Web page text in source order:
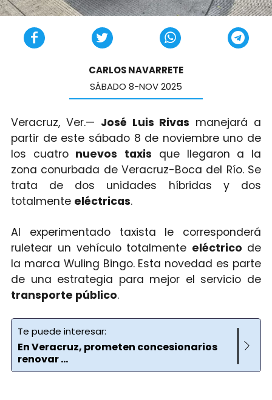
CARLOS NAVARRETE
SÁBADO 8-NOV 2025
Veracruz, Ver.— José Luis Rivas manejará a
partir de este sábado 8 de noviembre uno de
los cuatro nuevos taxis que llegaron a la
zona conurbada de Veracruz-Boca del Río. Se
trata de dos unidades híbridas y dos
totalmente eléctricas.
Al experimentado taxista le corresponderá
ruletear un vehículo totalmente eléctrico de
la marca Wuling Bingo. Esta novedad es parte
de una estrategia para mejor el servicio de
transporte público.
Te puede interesar:
En Veracruz, prometen concesionarios
renovar ...